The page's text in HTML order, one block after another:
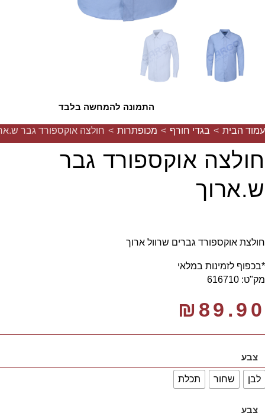
התמונה להמחשה בלבד
עמוד הבית > בגדי חורף > מכופתרות > חולצה אוקספורד גבר
חולצה אוקספורד גבר
ש.ארוך
חולצת אוקספורד גברים שרוול ארוך
*בכפוף לזמינות במלאי
מק"ט: 616710
₪ 89.90
צבע
לבן שחור תכלת
צבע